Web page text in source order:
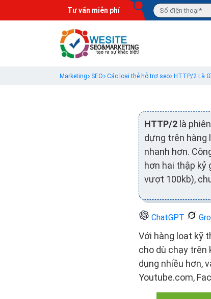
Tư vấn miễn phí
Marketing SEO Các loại thẻ hỗ trợ seo HTTP/2 Là
HTTP/2 là
dựng trên hàng
nhanh hơn.
hơn hai thập kỷ
vượt 100kb),
ChatGPT
Với hàng loạt kỹ
cho dù chạy trên
dụng nhiều hơn,
Youtube.com,